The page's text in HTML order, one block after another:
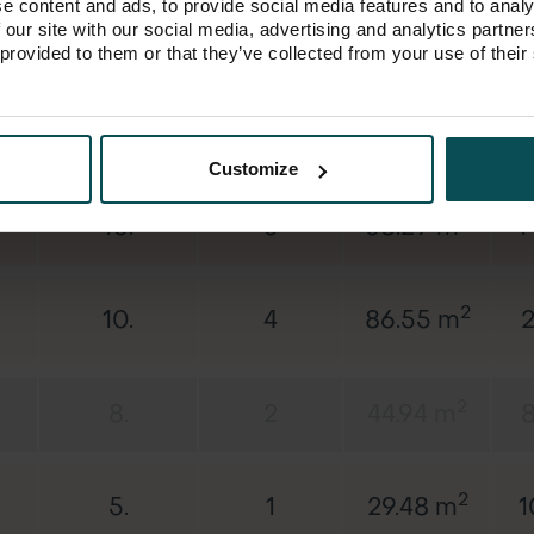
content and ads, to provide social media features and to
site with our social media, advertising and analytics
to them or that they’ve collected from your use of
Customize
12. 4 86.55 m2
11. 4 86.55 m
10. 3 58.29 m
10. 4 86.55 m2
5. 1 29.48 m2